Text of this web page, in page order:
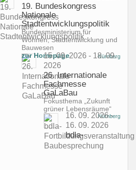
19. Bundeskongress
Nationale
Stadtentwicklungspolitik
Bundesministerium für
Wohnen, Stadtentwicklung und
Bauwesen
zur Homepage
15. 09. 2026 - 18. 09.
2026
26. Internationale
Fachmesse
GaLaBau
Fokusthema „Zukunft
grüner Lebensräume“
Nürnberg
16. 09. 2026 -
16. 09. 2026
bdla-
Nürnberg